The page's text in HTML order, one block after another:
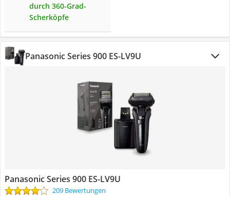
durch 360-Grad-
Scherköpfe
Panasonic Series 900 ES-LV9U
Panasonic Series 900 ES-LV9U
209 Bewertungen